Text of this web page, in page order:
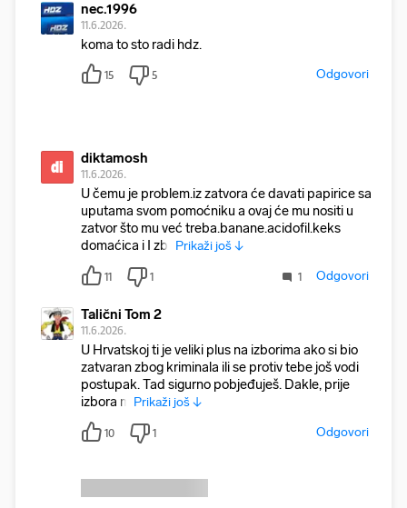
nec.1996
11.6.2026.
koma to sto radi hdz.
15 5 Odgovori
di diktamosh
11.6.2026.
U čemu je problem.iz zatvora će davati papirice sa
uputama svom pomoćniku a ovaj će mu nositi u
zatvor što mu već treba.banane.acidofil.keks
domaćica i I zbr Prikaži još ↓
11 1 1 Odgovori
Talični Tom 2
11.6.2026.
U Hrvatskoj ti je veliki plus na izborima ako si bio
zatvaran zbog kriminala ili se protiv tebe još vodi
postupak. Tad sigurno pobjeđuješ. Dakle, prije
izbora m Prikaži još ↓
10 1 Odgovori